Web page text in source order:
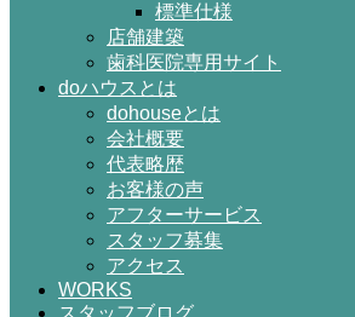
標準仕様
店舗建築
歯科医院専用サイト
doハウスとは
dohouseとは
会社概要
代表略歴
お客様の声
アフターサービス
スタッフ募集
アクセス
WORKS
スタッフブログ